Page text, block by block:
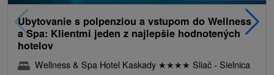
Ubytovanie s polpenziou a vstupom do Wellness
a Spa: Klientmi jeden z najlepšie hodnotených
hotelov
Wellness & Spa Hotel Kaskady ★★★★ Sliač - Sielnica